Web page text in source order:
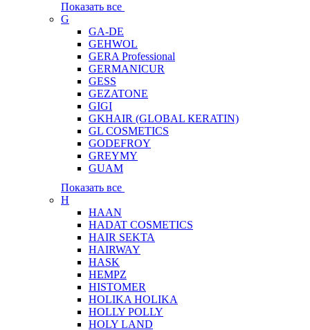
Показать все
G
GA-DE
GEHWOL
GERA Professional
GERMANICUR
GESS
GEZATONE
GIGI
GKHAIR (GLOBAL КЕRATIN)
GL COSMETICS
GODEFROY
GREYMY
GUAM
Показать все
H
HAAN
HADAT COSMETICS
HAIR SEKTA
HAIRWAY
HASK
HEMPZ
HISTOMER
HOLIKA HOLIKA
HOLLY POLLY
HOLY LAND